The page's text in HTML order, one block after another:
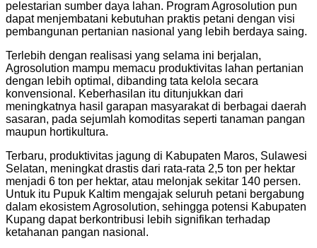
pelestarian sumber daya lahan. Program Agrosolution pun
dapat menjembatani kebutuhan praktis petani dengan visi
pembangunan pertanian nasional yang lebih berdaya saing.
Terlebih dengan realisasi yang selama ini berjalan,
Agrosolution mampu memacu produktivitas lahan pertanian
dengan lebih optimal, dibanding tata kelola secara
konvensional. Keberhasilan itu ditunjukkan dari
meningkatnya hasil garapan masyarakat di berbagai daerah
sasaran, pada sejumlah komoditas seperti tanaman pangan
maupun hortikultura.
Terbaru, produktivitas jagung di Kabupaten Maros, Sulawesi
Selatan, meningkat drastis dari rata-rata 2,5 ton per hektar
menjadi 6 ton per hektar, atau melonjak sekitar 140 persen.
Untuk itu Pupuk Kaltim mengajak seluruh petani bergabung
dalam ekosistem Agrosolution, sehingga potensi Kabupaten
Kupang dapat berkontribusi lebih signifikan terhadap
ketahanan pangan nasional.